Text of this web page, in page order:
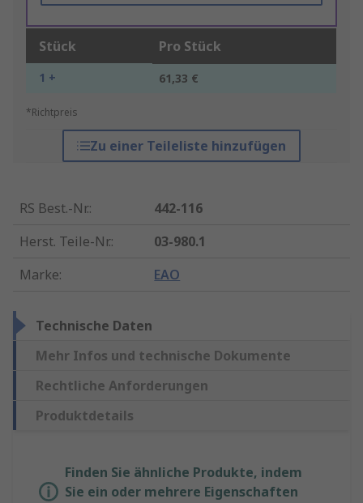
Stück Pro Stück
1 + 61,33 €
*Richtpreis
Zu einer Teileliste hinzufügen
RS Best.-Nr.:
442-116
Herst. Teile-Nr.:
03-980.1
Marke: EAO
Technische Daten
Mehr Infos und technische Dokumente
Rechtliche Anforderungen
Produktdetails
Finden Sie ähnliche Produkte, indem
Sie ein oder mehrere Eigenschaften